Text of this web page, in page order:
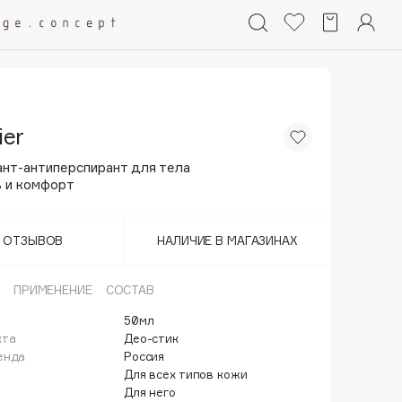
антиперспирант для тела
и комфорт
ОТЗЫВОВ НАЛИЧИЕ В МАГАЗИНАХ
ПРИМЕНЕНИЕ СОСТАВ
50мл
Део-стик
Россия
Для всех типов кожи
Для него